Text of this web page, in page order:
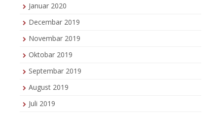
Januar 2020
Decembar 2019
Novembar 2019
Oktobar 2019
Septembar 2019
August 2019
Juli 2019